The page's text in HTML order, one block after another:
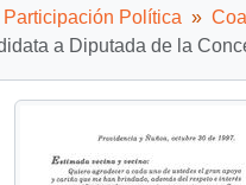
Participación Política
a Diputada de la